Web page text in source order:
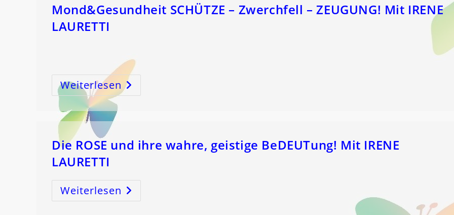
Mond&Gesundheit SCHÜTZE – Zwerchfell – ZEUGUNG! Mit IRENE
LAURETTI
Weiterlesen Mond&Gesundheit
SCHÜTZE
–
LAURETTI
Die ROSE und ihre wahre, geistige BeDEUTung! Mit IRENE
LAURETTI
Weiterlesen Die
ROSE
Und